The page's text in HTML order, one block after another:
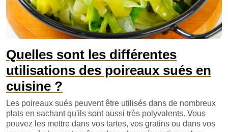
Quelles sont les différentes
utilisations des poireaux sués en
cuisine ?
Les poireaux sués peuvent être utilisés dans de nombreux
plats en sachant qu'ils sont aussi très polyvalents. Vous
pouvez les mettre dans vos tartes, vos gratins ou dans vos